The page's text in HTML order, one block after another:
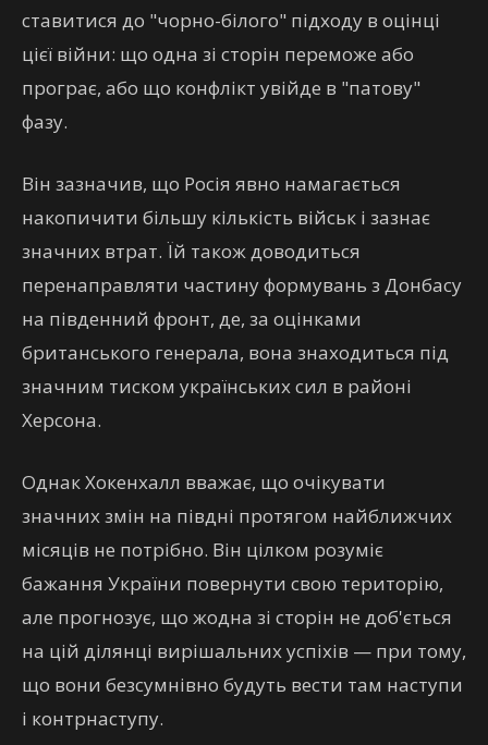
ставитися до "чорно-білого" підходу в оцінці
цієї війни: що одна зі сторін переможе або
програє, або що конфлікт увійде в "патову"
фазу.
Він зазначив, що Росія явно намагається
накопичити більшу кількість військ і зазнає
значних втрат. Їй також доводиться
перенаправляти частину формувань з Донбасу
на південний фронт, де, за оцінками
британського генерала, вона знаходиться під
значним тиском українських сил в районі
Херсона.
Однак Хокенхалл вважає, що очікувати
значних змін на півдні протягом найближчих
місяців не потрібно. Він цілком розуміє
бажання України повернути свою територію,
але прогнозує, що жодна зі сторін не доб'ється
на цій ділянці вирішальних успіхів — при тому,
що вони безсумнівно будуть вести там наступи
і контрнаступу.